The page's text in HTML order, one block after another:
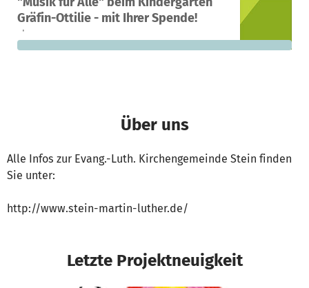
Gräfin-Ottilie - mit Ihrer Spende!
0 0 %
finanziert
9.000 €
Über uns
Alle Infos zur Evang.-Luth. Kirchengemeinde Stein finden
Sie unter:
http://www.stein-martin-luther.de/
Letzte Projektneuigkeit